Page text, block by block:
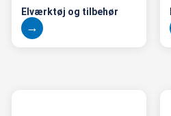
Elværktøj og tilbehør